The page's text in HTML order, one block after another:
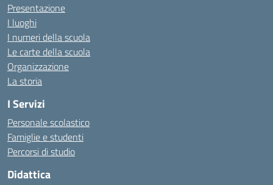
Presentazione
I luoghi
I numeri della scuola
Le carte della scuola
Organizzazione
La storia
I Servizi
Personale scolastico
Famiglie e studenti
Percorsi di studio
Didattica